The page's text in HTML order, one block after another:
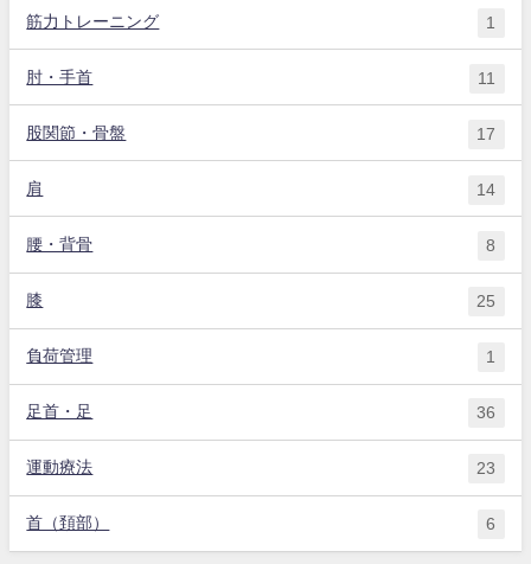
筋力トレーニング 1
肘・手首 11
股関節・骨盤 17
肩 14
腰・背骨 8
膝 25
負荷管理 1
足首・足 36
運動療法 23
首（頚部） 6